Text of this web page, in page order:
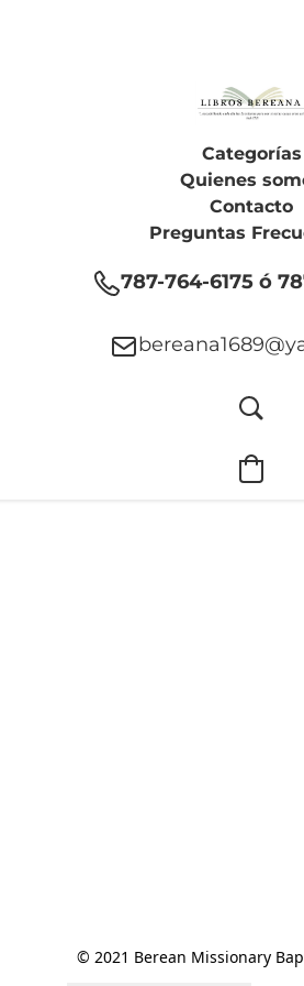
Categorías
Quienes
Contacto
Preguntas
787-764-6175 ó
© 2021 Berean Missionary